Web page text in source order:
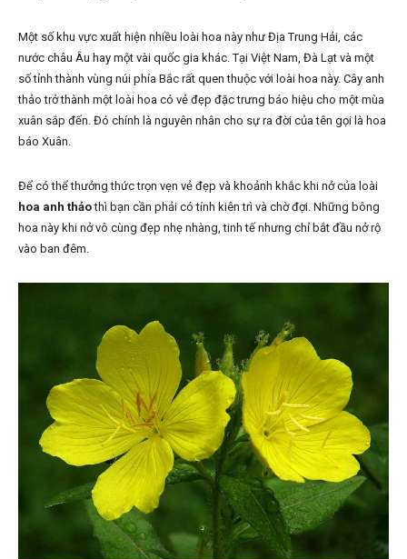
Một số khu vực xuất hiện nhiều loài hoa này như Địa Trung Hải, các
nước châu Âu hay một vài quốc gia khác. Tại Việt Nam, Đà Lạt và một
số tỉnh thành vùng núi phía Bắc rất quen thuộc với loài hoa này. Cây anh
thảo trở thành một loài hoa có vẻ đẹp đặc trưng báo hiệu cho một mùa
xuân sắp đến. Đó chính là nguyên nhân cho sự ra đời của tên gọi là hoa
báo Xuân.
Để có thể thưởng thức trọn vẹn vẻ đẹp và khoảnh khắc khi nở của loài
hoa anh thảothì bạn cần phải có tính kiên trì và chờ đợi. Những bông
hoa này khi nở vô cùng đẹp nhẹ nhàng, tinh tế nhưng chỉ bắt đầu nở rộ
vào ban đêm.